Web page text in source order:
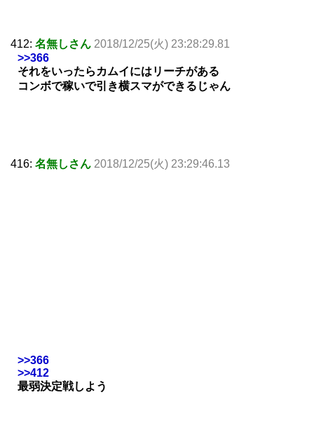
412: 名無しさん 2018/12/25(火) 23:28:29.81
>>366
それをいったらカムイにはリーチがある
コンボで稼いで引き横スマができるじゃん
416: 名無しさん 2018/12/25(火) 23:29:46.13
>>366
>>412
最弱決定戦しよう